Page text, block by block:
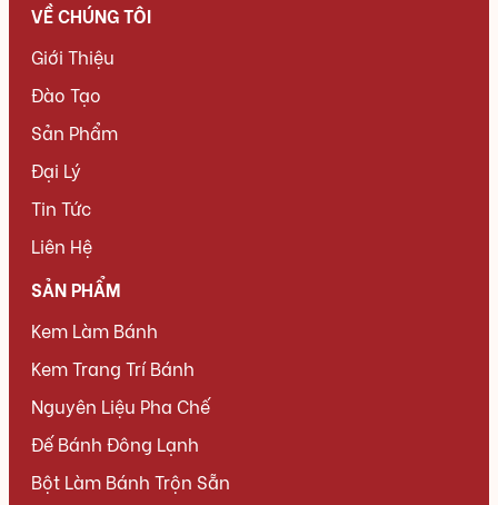
VỀ CHÚNG TÔI
Giới Thiệu
Đào Tạo
Sản Phẩm
Đại Lý
Tin Tức
Liên Hệ
SẢN PHẨM
Kem Làm Bánh
Kem Trang Trí Bánh
Nguyên Liệu Pha Chế
Đế Bánh Đông Lạnh
Bột Làm Bánh Trộn Sẵn